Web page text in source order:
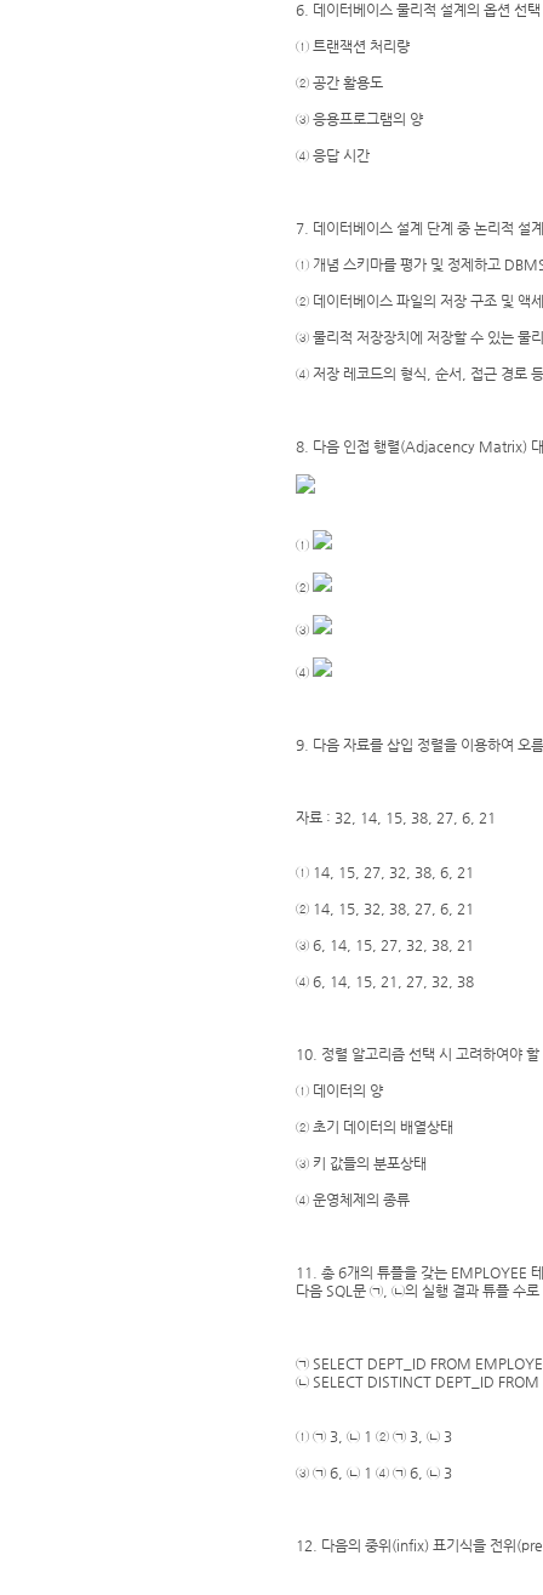
6. 데이터베이스 물리적 설계의 옵션 선
① 트랜잭션 처리량
② 공간 활용도
③ 응용프로그램의 양
④ 응답 시간
7. 데이터베이스 설계 단계 중 논리적 설
① 개념 스키마를 평가 및 정제하고
② 데이터베이스 파일의 저장 구조 및 액
③ 물리적 저장장치에 저장할 수 있는 물
④ 저장 레코드의 형식, 순서, 접근 경로
8. 다음 인접 행렬(Adjacency Matrix)
①
②
③
④
9. 다음 자료를 삽입 정렬을 이용하여 오
자료 : 32, 14, 15, 38, 27, 6, 21
① 14, 15, 27, 32, 38, 6, 21
② 14, 15, 32, 38, 27, 6, 21
③ 6, 14, 15, 27, 32, 38, 21
④ 6, 14, 15, 21, 27, 32, 38
10. 정렬 알고리즘 선택 시 고려하여야
① 데이터의 양
② 초기 데이터의 배열상태
③ 키 값들의 분포상태
④ 운영체제의 종류
11. 총 6개의 튜플을 갖는 EMPLOYEE
다음 SQL문 ㉠, ㉡의 실행 결과 튜플 수
㉠ SELECT DEPT_ID FROM
㉡ SELECT DISTINCT DEPT_ID
① ㉠ 3, ㉡ 1 ② ㉠ 3, ㉡ 3
③ ㉠ 6, ㉡ 1 ④ ㉠ 6, ㉡ 3
12. 다음의 중위(infix) 표기식을 전위